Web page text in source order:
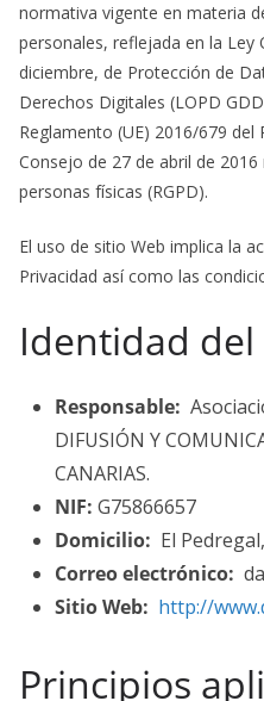
normativa vigente en materia
personales, reflejada en la Ley
diciembre, de Protección de
Derechos Digitales (LOPD
Reglamento (UE) 2016/679
Consejo de 27 de abril de
personas físicas (RGPD).
El uso de sitio Web implica la
Privacidad así como las
Identidad del
Responsable:
DIFUSIÓN Y
CANARIAS.
NIF: G75866657
Domicilio: El
Correo electrónico:
Sitio Web: http://
Principios